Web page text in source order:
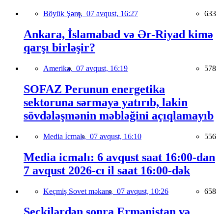
Böyük Şərq, 07 avqust, 16:27 633
Ankara, İslamabad və Ər-Riyad kimə
qarşı birləşir?
Amerika, 07 avqust, 16:19 578
SOFAZ Perunun energetika
sektoruna sərmayə yatırıb, lakin
sövdələşmənin məbləğini açıqlamayıb
Media İcmalı, 07 avqust, 16:10 556
Media icmalı: 6 avqust saat 16:00-dan
7 avqust 2026-cı il saat 16:00-dək
Keçmiş Sovet məkanı, 07 avqust, 10:26 658